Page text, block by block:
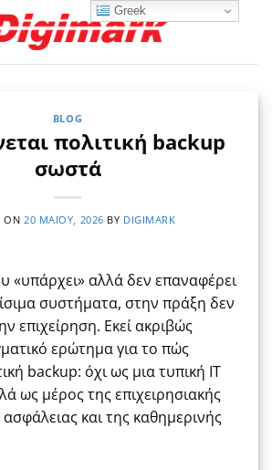
BLOG
πολιτική backup
σωστά
ON 20 ΜΑΪ́ΟΥ, 2026 BY DIGIMARK
«υπάρχει» αλλά δεν επαναφέρει
συστήματα, στην πράξη δεν
επιχείρηση. Εκεί ακριβώς
ερώτημα για το πώς
backup: όχι ως μια τυπική IT
ως μέρος της επιχειρησιακής
και της καθημερινής
Greek